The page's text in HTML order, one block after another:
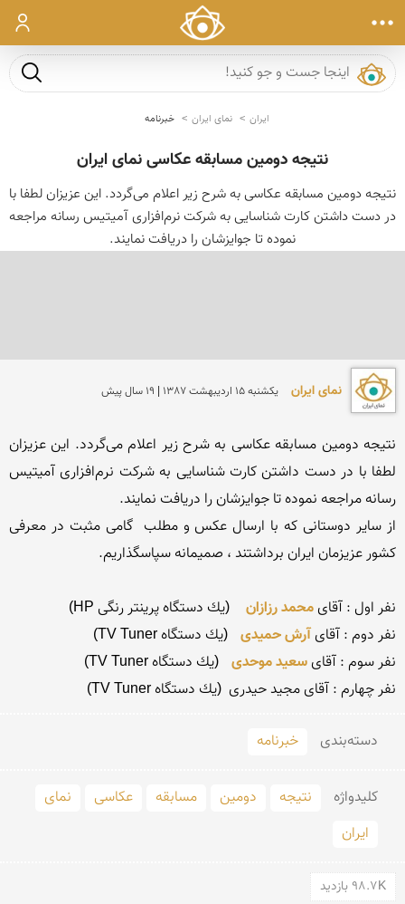
ورود
جست و
ایران نمای ایران خبرنامه
نتیجه دومین مسابقه عکاسی نمای ایران
نتیجه دومین مسابقه عكاسی به شرح زیر اعلام می‌گردد. این عزیزان لطفا با
در دست داشتن كارت شناسایی به شركت نرم‌افزاری آمیتیس رسانه مراجعه
نموده تا جوایزشان را دریافت نمایند.
نمای ایران يكشنبه 15 ارديبهشت 1387 | 19 سال پیش
نفر اول : آقای محمد رزازان
نفر دوم : آقای آرش حمیدی
نفر سوم : آقای سعید موحدی
نفر چهارم : آقای مجید حیدری  (یك دستگاه TV Tuner)
دسته‌بندی خبرنامه
کلید‌واژه نتیجه دومین مسابقه عکاسی
نمای
ایران
98.7K بازدید